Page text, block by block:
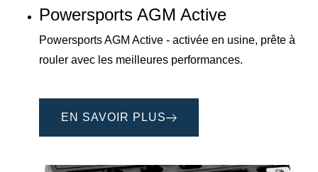
Powersports AGM Active
Powersports AGM Active - activée en usine, prête à
rouler avec les meilleures performances.
EN SAVOIR PLUS